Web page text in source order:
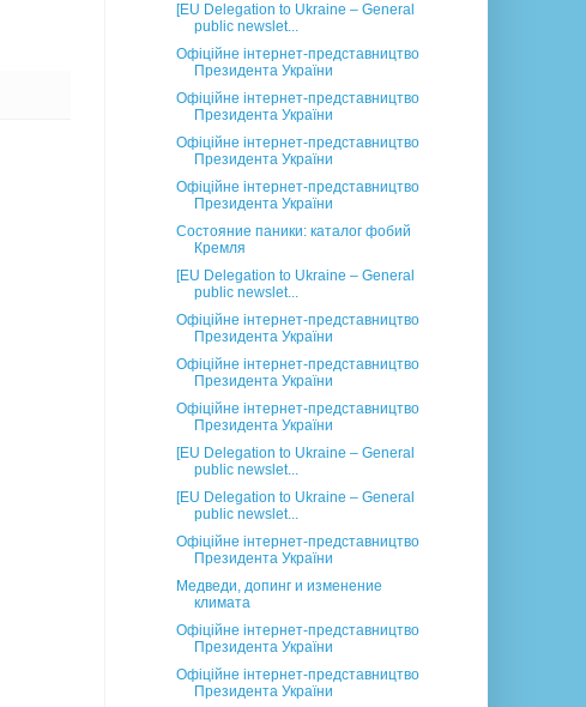
[EU Delegation to Ukraine – General
public newslet...
Офіційне інтернет-представництво
Президента України
Офіційне інтернет-представництво
Президента України
Офіційне інтернет-представництво
Президента України
Офіційне інтернет-представництво
Президента України
Состояние паники: каталог фобий
Кремля
[EU Delegation to Ukraine – General
public newslet...
Офіційне інтернет-представництво
Президента України
Офіційне інтернет-представництво
Президента України
Офіційне інтернет-представництво
Президента України
[EU Delegation to Ukraine – General
public newslet...
[EU Delegation to Ukraine – General
public newslet...
Офіційне інтернет-представництво
Президента України
Медведи, допинг и изменение
климата
Офіційне інтернет-представництво
Президента України
Офіційне інтернет-представництво
Президента України